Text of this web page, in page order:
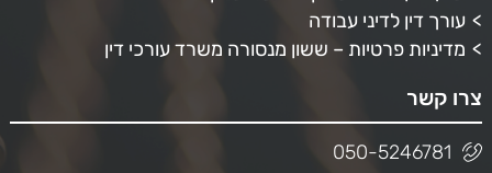
עורך דין לדיני עבודה
מדיניות פרטיות – ששון מנסורה משרד עורכי דין
צרו קשר
050-5246781